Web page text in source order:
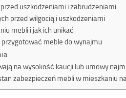
uszkodzeniami i zabrudzeniami
przed wilgocią i uszkodzeniami
mebli i jak ich unikać
przygotować meble do wynajmu
na wysokość kaucji lub umowy
zabezpieczeń mebli w mieszkaniu